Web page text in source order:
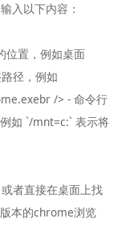
入以下内容：
位置，例如桌面
径，例如
/> - 命令行
如 `/mnt=c:` 表示将
者直接在桌面上找
本的chrome浏览